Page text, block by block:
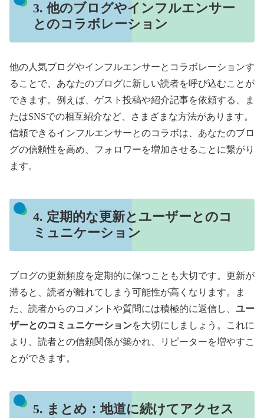
3. 他のブログやインフルエンサー
とのコラボレーション
他の人気ブログやインフルエンサーとコラボレーションす
ることで、あなたのブログに新しい読者を呼び込むことが
できます。例えば、ゲスト投稿や紹介記事を依頼する、ま
たはSNSでの相互紹介など、さまざまな方法があります。
信頼できるインフルエンサーとのコラボは、あなたのブロ
グの信頼性を高め、フォロワーを増加させることに繋がり
ます。
4. 定期的な更新とユーザーとのコ
ミュニケーション
ブログの更新頻度を定期的に保つことも大切です。更新が
滞ると、読者が離れてしまう可能性が高くなります。ま
た、読者からのコメントや質問には積極的に返信し、 ユー
ザーとのコミュニケーションを大切にしましょう。これに
より、読者との信頼関係が築かれ、リピーターを増やすこ
とができます。
5. まとめ：地道に続けてアクセス